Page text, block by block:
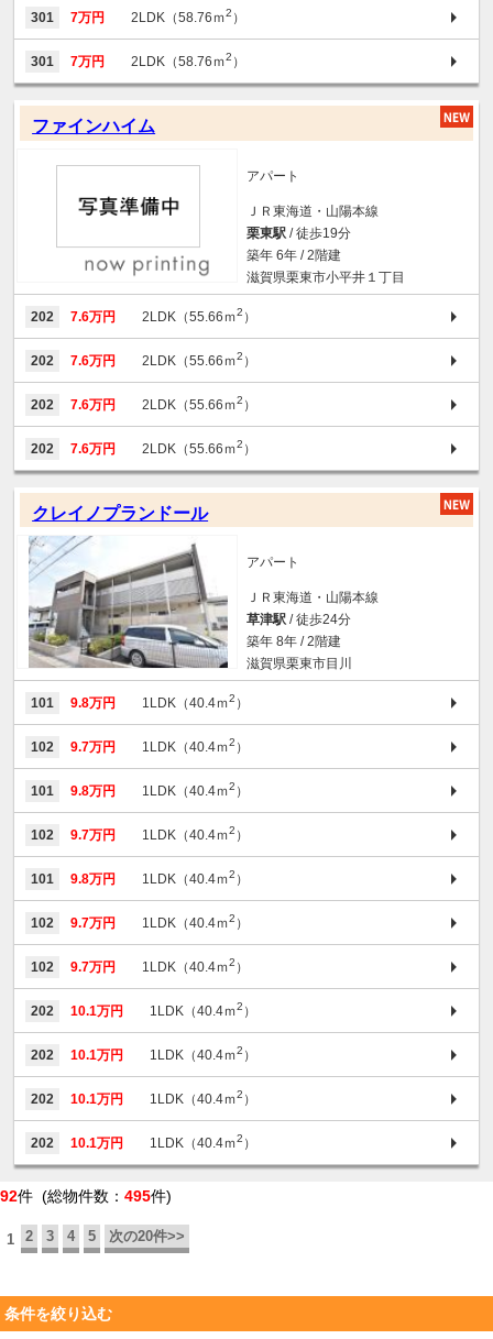
301 7万円 2LDK（58.76ｍ2 ）
301 7万円 2LDK（58.76ｍ2 ）
ファインハイム
アパート
ＪＲ東海道・山陽本線
栗東駅 / 徒歩19分
築年 6年 / 2階建
滋賀県栗東市小平井１丁目
202 7.6万円 2LDK（55.66ｍ2 ）
202 7.6万円 2LDK（55.66ｍ2 ）
202 7.6万円 2LDK（55.66ｍ2 ）
202 7.6万円 2LDK（55.66ｍ2 ）
クレイノプランドール
アパート
ＪＲ東海道・山陽本線
草津駅 / 徒歩24分
築年 8年 / 2階建
滋賀県栗東市目川
101 9.8万円 1LDK（40.4ｍ2 ）
102 9.7万円 1LDK（40.4ｍ2 ）
101 9.8万円 1LDK（40.4ｍ2 ）
102 9.7万円 1LDK（40.4ｍ2 ）
101 9.8万円 1LDK（40.4ｍ2 ）
102 9.7万円 1LDK（40.4ｍ2 ）
102 9.7万円 1LDK（40.4ｍ2 ）
202 10.1万円 1LDK（40.4ｍ2 ）
202 10.1万円 1LDK（40.4ｍ2 ）
202 10.1万円 1LDK（40.4ｍ2 ）
202 10.1万円 1LDK（40.4ｍ2 ）
92件 (総物件数： 495件)
1 2 3 4 5 次の20件>>
条件を絞り込む